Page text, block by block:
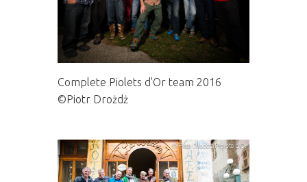
Complete Piolets d'Or team 2016
©Piotr Drożdż